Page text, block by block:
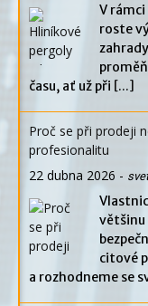
V
roste
času, ať už při [...]
Proč se při prodeji
profesionalitu
22 dubna 2026 -
většinu
citové
a rozhodneme se